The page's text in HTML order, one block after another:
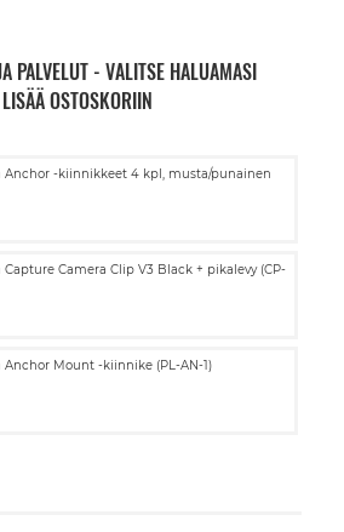
PALVELUT - VALITSE HALUAMASI
OSTOSKORIIN
Anchor -kiinnikkeet 4 kpl, musta/punainen
Capture Camera Clip V3 Black + pikalevy (CP-
Anchor Mount -kiinnike (PL-AN-1)